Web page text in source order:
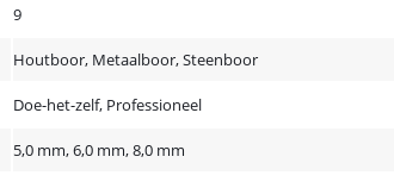
9
Houtboor, Metaalboor, Steenboor
Doe-het-zelf, Professioneel
5,0 mm, 6,0 mm, 8,0 mm